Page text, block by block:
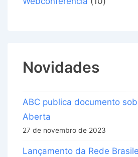
Novidades
ABC publica documento
Aberta
27 de novembro de 2023
Lançamento da Rede